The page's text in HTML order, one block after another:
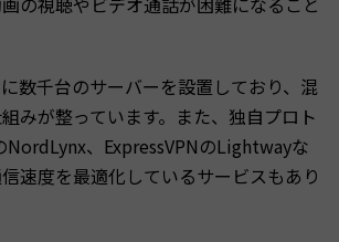
数千台のサーバーを設置しており、混
みが整っています。また、独自プロト
NordLynx、ExpressVPNのLightwayな
速度を最適化しているサービスもあり